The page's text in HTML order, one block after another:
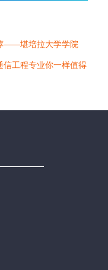
——堪培拉大学学院
工程专业你一样值得